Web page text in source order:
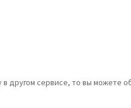
другом сервисе, то вы можете